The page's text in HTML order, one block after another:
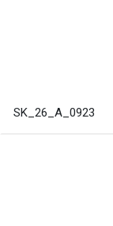
SK_26_A_0923